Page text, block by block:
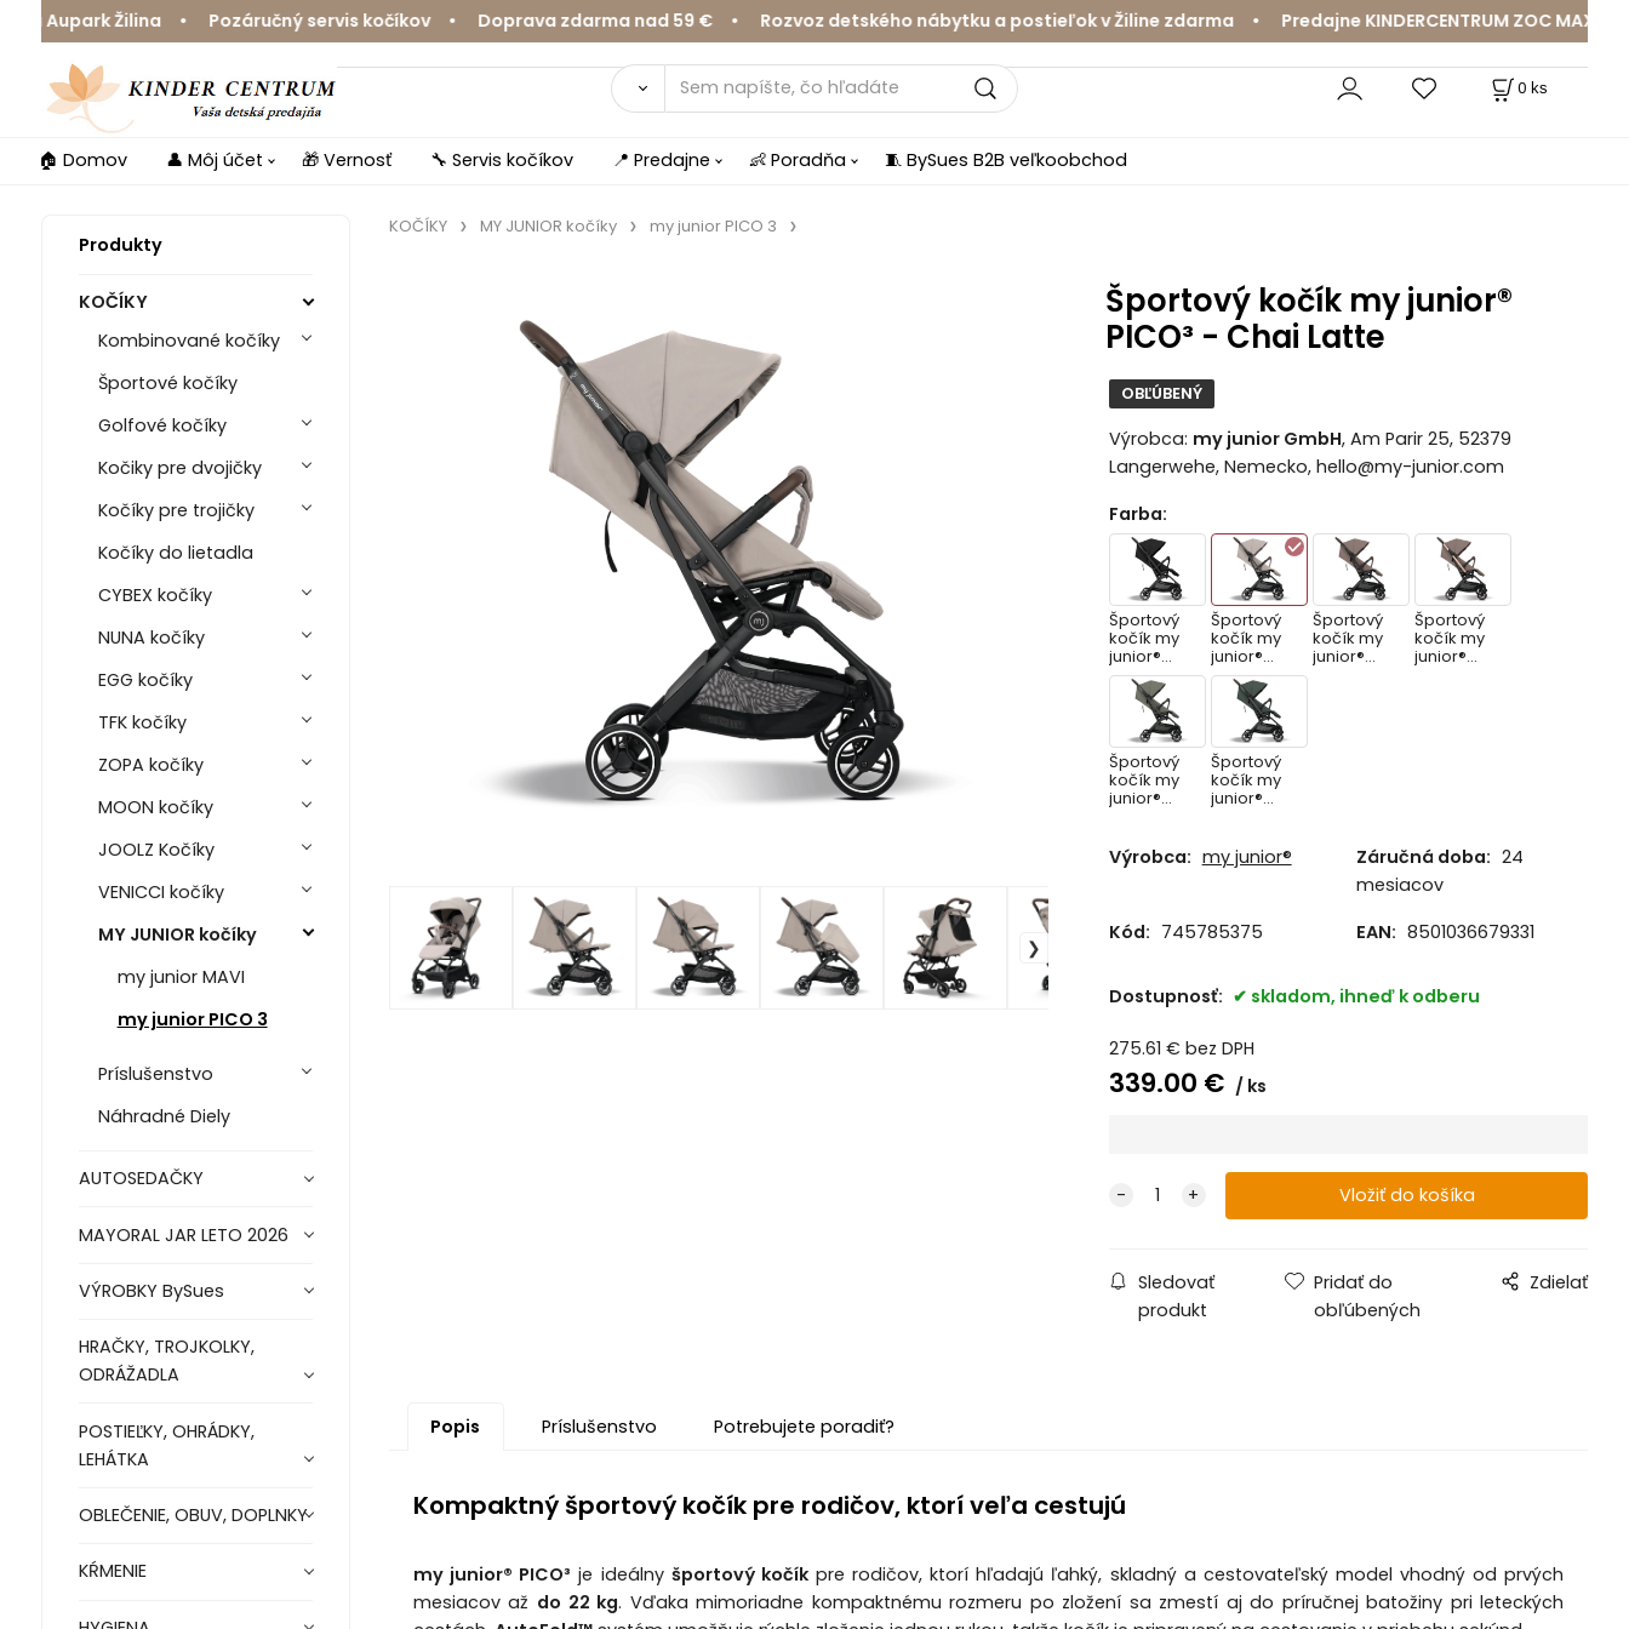
Žilina • Pozáručný servis kočíkov • Doprava zdarma nad 59 € • Rozvoz detského nábytku a postieľok v Žiline zdarma • Predajne KINDERCENTRUM ZOC MAX a
0 ks
🏠 Domov 👤 Môj účet 🎁 Vernosť 🔧 Servis kočíkov 📍 Predajne 👶 Poradňa 🧵 BySues B2B veľkoobchod
Produkty
KOČÍKY
Kombinované kočíky
Športové kočíky
Golfové kočíky
Kočiky pre dvojičky
Kočíky pre trojičky
Kočíky do lietadla
CYBEX kočíky
NUNA kočíky
EGG kočíky
TFK kočíky
ZOPA kočíky
MOON kočíky
JOOLZ Kočíky
VENICCI kočíky
MY JUNIOR kočíky
my junior MAVI
my junior PICO 3
Príslušenstvo
Náhradné Diely
AUTOSEDAČKY
MAYORAL JAR LETO 2026
VÝROBKY BySues
HRAČKY, TROJKOLKY,
ODRÁŽADLA
POSTIEĽKY, OHRÁDKY,
LEHÁTKA
OBLEČENIE, OBUV, DOPLNKY
KŔMENIE
KOČÍKY MY JUNIOR kočíky my junior PICO 3
Športový kočík my junior®
PICO³ - Chai Latte
OBĽÚBENÝ
Výrobca: my junior GmbH, Am Parir 25, 52379
Langerwehe, Nemecko, hello@my-junior.com
Farba:
Športový
kočík my
junior®
PICO³ -
Black Night
Športový
kočík my
junior®
PICO³ -
Chai Latte
Športový
kočík my
junior®
Športový
kočík my
junior®
Športový
kočík my
junior®
Green
Športový
kočík my
junior®
Green
Výrobca: my junior® Záručná doba: 24
mesiacov
Kód: 745785375 EAN: 8501036679331
Dostupnosť: skladom, ihneď k odberu
275.61 € bez DPH
339.00 € ks
Sledovať
produkt
Pridať do
obľúbených
Zdielať
Popis Príslušenstvo Potrebujete poradiť?
Kompaktný športový kočík pre rodičov, ktorí veľa cestujú
my junior® PICO³ je ideálny športový kočíkpre rodičov, ktorí hľadajú ľahký, skladný a cestovateľský model vhodný od prvých
mesiacov až do 22 kg. Vďaka mimoriadne kompaktnému rozmeru po zložení sa zmestí aj do príručnej batožiny pri leteckých